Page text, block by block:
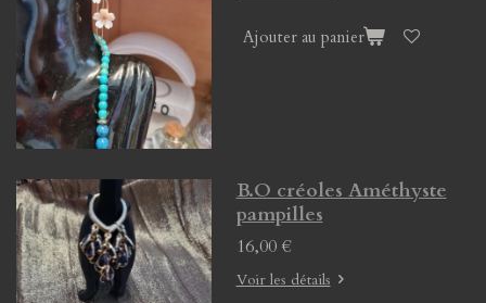
Ajouter au panier
B.O créoles Améthyste
pampilles
16,00 €
Voir les détails